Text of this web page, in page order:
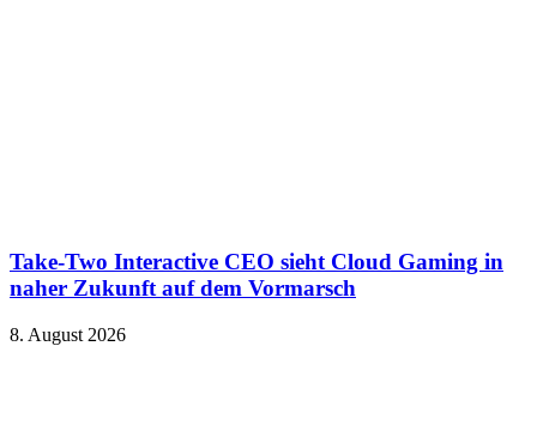
Take-Two Interactive CEO sieht Cloud Gaming in
naher Zukunft auf dem Vormarsch
8. August 2026